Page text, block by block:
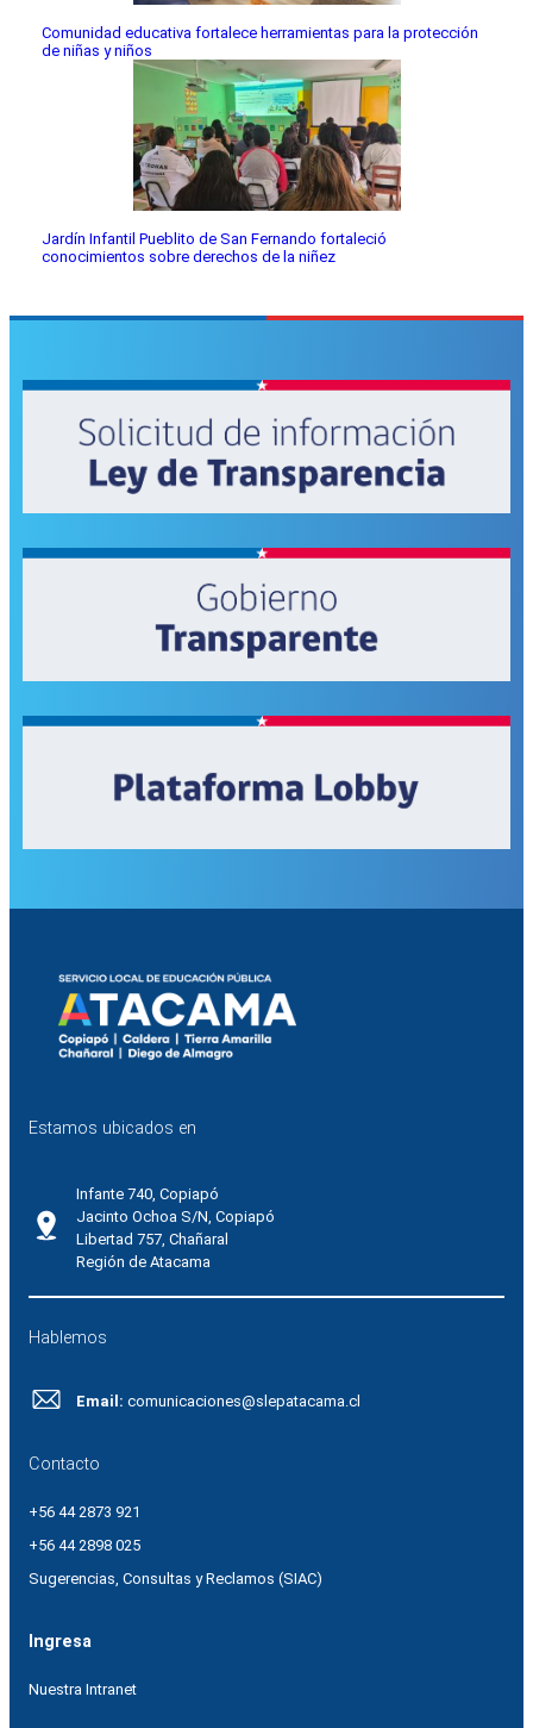
Comunidad educativa fortalece herramientas para la protección
de niñas y niños
Jardín Infantil Pueblito de San Fernando fortaleció
conocimientos sobre derechos de la niñez
Estamos ubicados en
Infante 740, Copiapó
Jacinto Ochoa S/N, Copiapó
Libertad 757, Chañaral
Región de Atacama
Hablemos
Email: comunicaciones@slepatacama.cl
Contacto
+56 44 2873 921
+56 44 2898 025
Sugerencias, Consultas y Reclamos (SIAC)
Ingresa
Nuestra Intranet